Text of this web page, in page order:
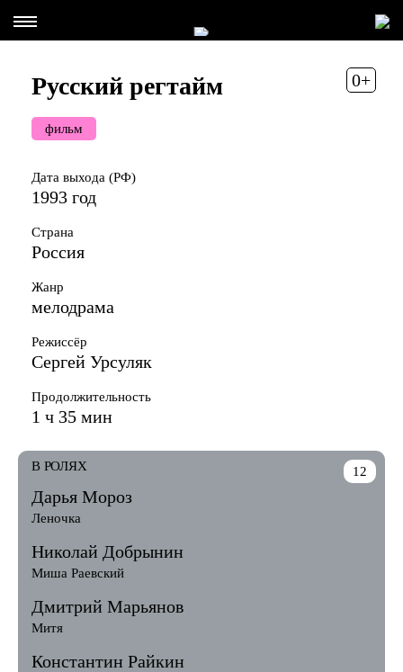
0+
Русский регтайм
фильм
Дата выхода (РФ)
1993 год
Страна
Россия
Жанр
мелодрама
Режиссёр
Сергей Урсуляк
Продолжительность
1 ч 35 мин
12
В РОЛЯХ
Дарья Мороз
Леночка
Николай Добрынин
Миша Раевский
Дмитрий Марьянов
Митя
Константин Райкин